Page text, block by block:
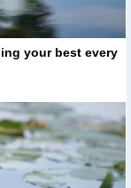
your best every